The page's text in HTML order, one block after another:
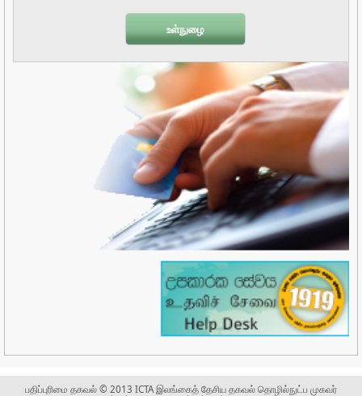
பதிப்புரிமை தகவல் © 2013 ICTA இலங்கைத் தேசிய தகவல் தொழில்நுட்ப முகவர்